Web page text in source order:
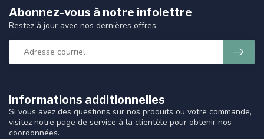
Informations additionnelles
Si vous avez des questions sur nos produits ou votre commande,
visitez notre page de service à la clientèle pour obtenir nos
coordonnées.
Abonnez-vous à notre infolettre
Restez à jour avec nos dernières offres